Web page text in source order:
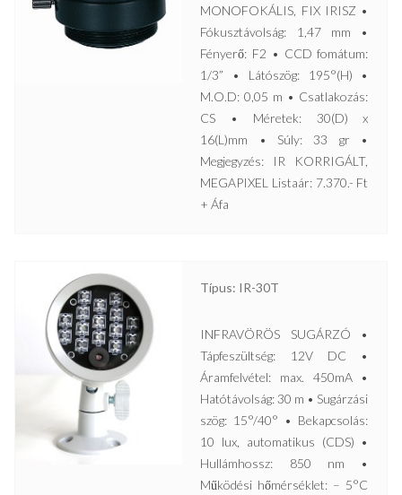
MONOFOKÁLIS, FIX IRISZ •
Fókusztávolság: 1,47 mm •
Fényerő: F2 • CCD fomátum:
1/3” • Látószög: 195°(H) •
M.O.D: 0,05 m • Csatlakozás:
CS • Méretek: 30(D) x
16(L)mm • Súly: 33 gr •
Megjegyzés: IR KORRIGÁLT,
MEGAPIXEL Listaár: 7.370.- Ft
+ Áfa
Típus: IR-30T
INFRAVÖRÖS SUGÁRZÓ •
Tápfeszültség: 12V DC •
Áramfelvétel: max. 450mA •
Hatótávolság: 30 m • Sugárzási
szög: 15°/40° • Bekapcsolás:
10 lux, automatikus (CDS) •
Hullámhossz: 850 nm •
Működési hőmérséklet: – 5°C